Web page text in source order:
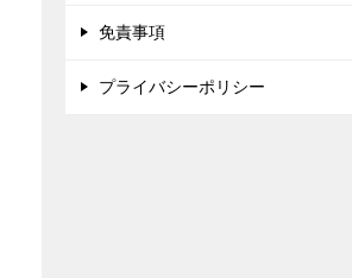
免責事項
プライバシーポリシー